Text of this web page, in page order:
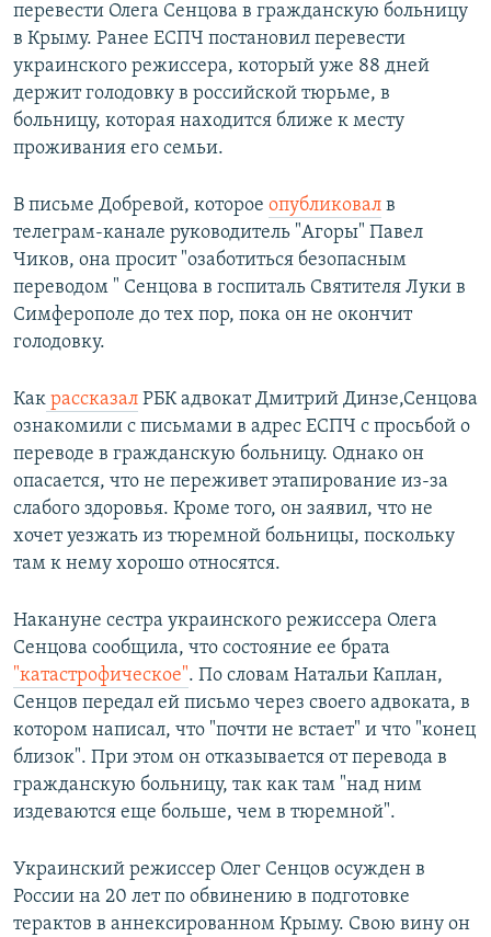
перевести Олега Сенцова в гражданскую больницу
в Крыму. Ранее ЕСПЧ постановил перевести
украинского режиссера, который уже 88 дней
держит голодовку в российской тюрьме, в
больницу, которая находится ближе к месту
проживания его семьи.
В письме Добревой, которое опубликовал в
телеграм-канале руководитель "Агоры" Павел
Чиков, она просит "озаботиться безопасным
переводом " Сенцова в госпиталь Святителя Луки в
Симферополе до тех пор, пока он не окончит
голодовку.
Как рассказал РБК адвокат Дмитрий Динзе,Сенцова
ознакомили с письмами в адрес ЕСПЧ с просьбой о
переводе в гражданскую больницу. Однако он
опасается, что не переживет этапирование из-за
слабого здоровья. Кроме того, он заявил, что не
хочет уезжать из тюремной больницы, поскольку
там к нему хорошо относятся.
Накануне сестра украинского режиссера Олега
Сенцова сообщила, что состояние ее брата
"катастрофическое". По словам Натальи Каплан,
Сенцов передал ей письмо через своего адвоката, в
котором написал, что "почти не встает" и что "конец
близок". При этом он отказывается от перевода в
гражданскую больницу, так как там "над ним
издеваются еще больше, чем в тюремной".
Украинский режиссер Олег Сенцов осужден в
России на 20 лет по обвинению в подготовке
терактов в аннексированном Крыму. Свою вину он